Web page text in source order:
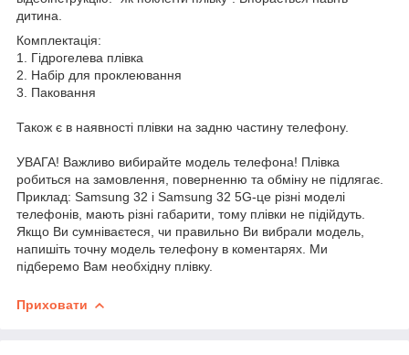
дитина.
Комплектація:
1. Гідрогелева плівка
2. Набір для проклеювання
3. Паковання
Також є в наявності плівки на задню частину телефону.
УВАГА! Важливо вибирайте модель телефона! Плівка
робиться на замовлення, поверненню та обміну не підлягає.
Приклад: Samsung 32 і Samsung 32 5G-це різні моделі
телефонів, мають різні габарити, тому плівки не підійдуть.
Якщо Ви сумніваєтеся, чи правильно Ви вибрали модель,
напишіть точну модель телефону в коментарях. Ми
підберемо Вам необхідну плівку.
Приховати